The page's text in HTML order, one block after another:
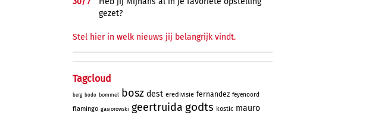
gezet?
Stel hier in welk nieuws jij belangrijk vindt.
Tagcloud
berg bodo bommel bosz dest eredivisie fernandez feyenoord
flamingo gasiorowski geertruida godts kostic mauro